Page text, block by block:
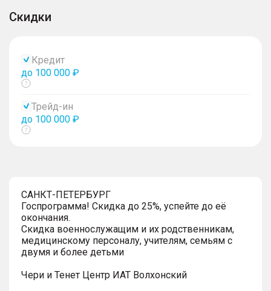
Скидки
Кредит
до 100 000 ₽
Показать
Трейд-ин
до 100 000 ₽
Показать
САНКТ-ПЕТЕРБУРГ
Госпрограмма! Скидка до 25%, успейте до её
окончания.
Скидка военнослужащим и их родственникам,
медицинскому персоналу, учителям, семьям с
двумя и более детьми
Чери и Тенет Центр ИАТ Волхонский